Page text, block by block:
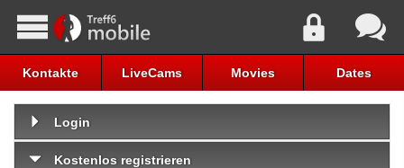
Kontakte LiveCams Movies Dates
Login
Kostenlos registrieren